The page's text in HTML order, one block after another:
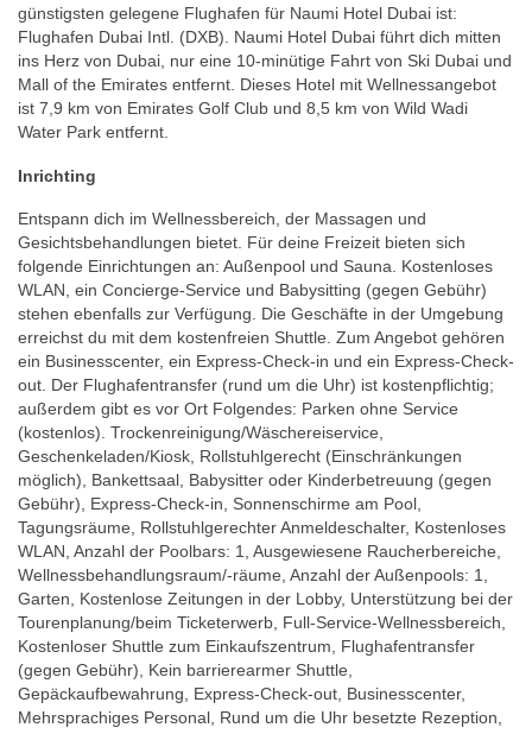
günstigsten gelegene Flughafen für Naumi Hotel Dubai ist:
Flughafen Dubai Intl. (DXB). Naumi Hotel Dubai führt dich mitten
ins Herz von Dubai, nur eine 10-minütige Fahrt von Ski Dubai und
Mall of the Emirates entfernt. Dieses Hotel mit Wellnessangebot
ist 7,9 km von Emirates Golf Club und 8,5 km von Wild Wadi
Water Park entfernt.
Inrichting
Entspann dich im Wellnessbereich, der Massagen und
Gesichtsbehandlungen bietet. Für deine Freizeit bieten sich
folgende Einrichtungen an: Außenpool und Sauna. Kostenloses
WLAN, ein Concierge-Service und Babysitting (gegen Gebühr)
stehen ebenfalls zur Verfügung. Die Geschäfte in der Umgebung
erreichst du mit dem kostenfreien Shuttle. Zum Angebot gehören
ein Businesscenter, ein Express-Check-in und ein Express-Check-
out. Der Flughafentransfer (rund um die Uhr) ist kostenpflichtig;
außerdem gibt es vor Ort Folgendes: Parken ohne Service
(kostenlos). Trockenreinigung/Wäschereiservice,
Geschenkeladen/Kiosk, Rollstuhlgerecht (Einschränkungen
möglich), Bankettsaal, Babysitter oder Kinderbetreuung (gegen
Gebühr), Express-Check-in, Sonnenschirme am Pool,
Tagungsräume, Rollstuhlgerechter Anmeldeschalter, Kostenloses
WLAN, Anzahl der Poolbars: 1, Ausgewiesene Raucherbereiche,
Wellnessbehandlungsraum/-räume, Anzahl der Außenpools: 1,
Garten, Kostenlose Zeitungen in der Lobby, Unterstützung bei der
Tourenplanung/beim Ticketerwerb, Full-Service-Wellnessbereich,
Kostenloser Shuttle zum Einkaufszentrum, Flughafentransfer
(gegen Gebühr), Kein barrierearmer Shuttle,
Gepäckaufbewahrung, Express-Check-out, Businesscenter,
Mehrsprachiges Personal, Rund um die Uhr besetzte Rezeption,